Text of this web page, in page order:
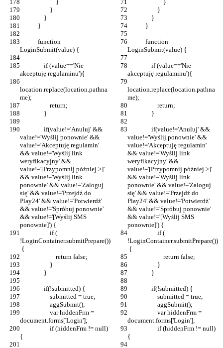
                        }
                        }
                    }
                    }
                }
                }
            }
            }
LoginSubmit(value) {
LoginSubmit(value) {
akceptuję regulaminu'){
akceptuję regulaminu'){
location.replace(location.pathna
me);
location.replace(location.pathna
me);
                    return;
                    return;
                }
                }
value!='Wyślij ponownie' &&
value!='Akceptuję regulamin'
&& value!='Wyślij link
weryfikacyjny' &&
value!='[Przypomnij później >]'
&& value!='Wyślij link
ponownie' && value!='Zaloguj
się' && value!='Przejdź do
Play24' && value!='Potwierdź'
&& value!='Spróbuj ponownie'
&& value!='[Wyślij SMS
ponownie]') {
value!='Wyślij ponownie' &&
value!='Akceptuję regulamin'
&& value!='Wyślij link
weryfikacyjny' &&
value!='[Przypomnij później >]'
&& value!='Wyślij link
ponownie' && value!='Zaloguj
się' && value!='Przejdź do
Play24' && value!='Potwierdź'
&& value!='Spróbuj ponownie'
&& value!='[Wyślij SMS
ponownie]') {
!LoginContainer.submitPrepare())
{
!LoginContainer.submitPrepare())
{
                        return false;
                        return false;
                    }
                    }
                }
                }
                if(!submitted) {
                if(!submitted) {
                    submitted = true;
                    submitted = true;
                    aggSubmit();
                    aggSubmit();
document.forms['Login'];
document.forms['Login'];
{
{